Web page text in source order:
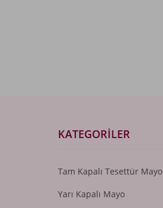
KATEGORILER
Tam Kapalı Tesettür Mayo
Yarı Kapalı Mayo